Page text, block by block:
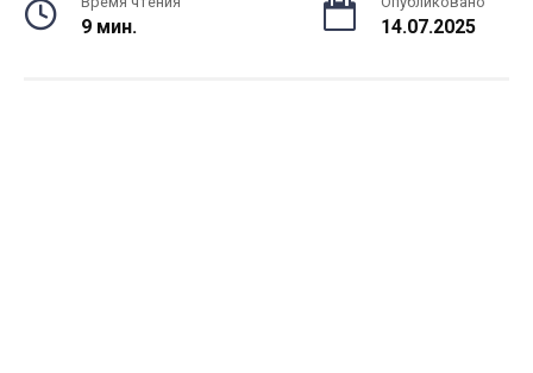
9 мин. 14.07.2025